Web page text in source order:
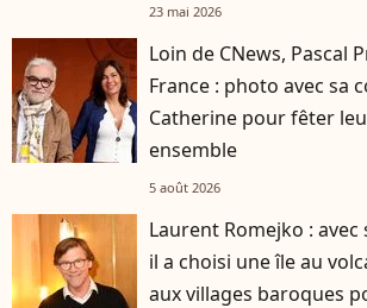
23 mai 2026
Loin de CNews, Pascal
France : photo avec sa
Catherine pour fêter
ensemble
5 août 2026
Laurent Romejko : avec
il a choisi une île au
aux villages baroques